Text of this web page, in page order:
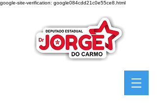
google-site-verification: google084cdd21c0e55ce8.html